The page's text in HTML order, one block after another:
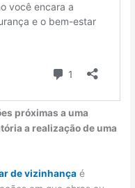
próximas a uma
a realização de uma
de vizinhança é